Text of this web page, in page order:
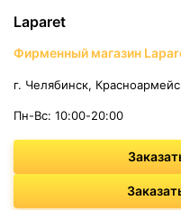
Laparet
Фирменный магазин
г. Челябинск,
Пн-Вс: 10:00-20:00